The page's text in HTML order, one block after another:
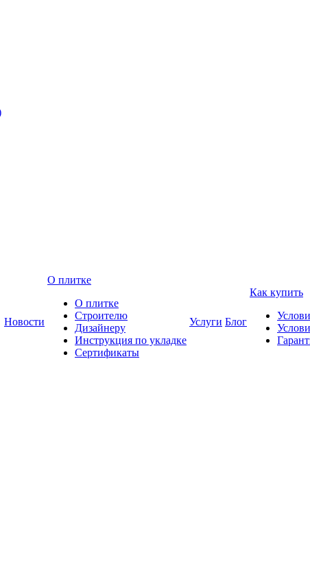
Новости
О плитке
О плитке
Строителю
Дизайнеру
Инструкция по укладке
Сертификаты
Услуги Блог
Как купить